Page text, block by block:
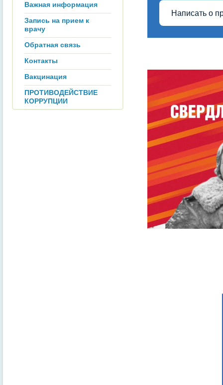
Важная информация
Запись на прием к
врачу
Обратная связь
Контакты
Вакцинация
ПРОТИВОДЕЙСТВИЕ
КОРРУПЦИИ
Написать о